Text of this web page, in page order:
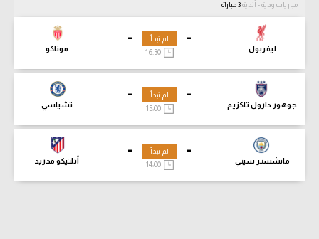
مباريات ودية - أندية
-
ليفربول
-
موناكو
لم تبدأ
-
جوهور دارول تاكزيم
-
تشيلسي
لم تبدأ
15:00
-
مانشستر سيتي
-
أتلتيكو مدريد
لم تبدأ
14:00